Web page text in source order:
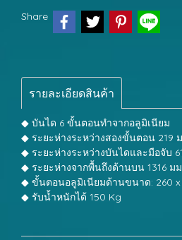
Share
รายละเอียดสินค้า
◆ บันได 6 ขั้นตอนทำจากอลูมิเนียม
◆ ระยะห่างระหว่างสองขั้นตอน 219
◆ ระยะห่างระหว่างบันไดและมือจับ
◆ ระยะห่างจากพื้นถึงด้านบน 1316 มม
◆ ขั้นตอนอลูมิเนียมด้านขนาด: 260 x
◆ รับน้ำหนักได้ 150 Kg